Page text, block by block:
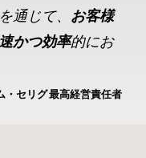
通じて、 お客様
かつ効率的にお
・セリグ 最高経営責任者